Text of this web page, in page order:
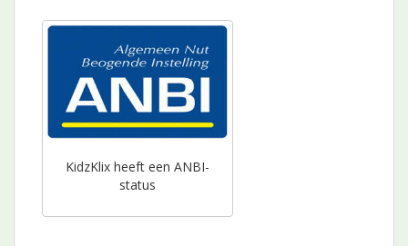
KidzKlix heeft een ANBI-
status